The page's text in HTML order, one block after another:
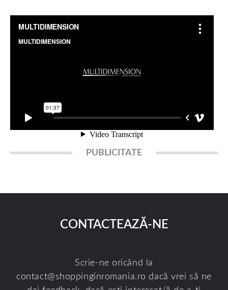
PUBLICITATE
CONTACTEAZĂ-NE
Scrie-ne oricând la
contact@shoppinginromania.ro dacă vrei să ne